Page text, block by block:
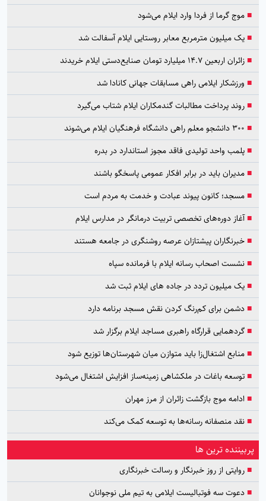
■موج گرما از فردا وارد ایلام می‌شود
■یک میلیون مترمربع معابر روستایی ایلام آسفالت شد
■زائران اربعین ۱۴.۷ میلیارد تومان صنایع‌دستی ایلام خریدند
■ ورزشکار ایلامی راهی مسابقات جهانی کانادا شد
■روند پرداخت مطالبات گندمکاران ایلام شتاب می‌گیرد
■ ۳۰۰ دانشجو معلم راهی دانشگاه فرهنگیان ایلام می‌شوند
■پلمب واحد تولیدی فاقد مجوز استاندارد در بدره
■مدیران باید در برابر افکار عمومی پاسخگو باشند
■مسجد؛ کانون پیوند عبادت و خدمت به مردم است
■آغاز دوره‌های تخصصی تربیت درمانگر در مدارس ایلام
■خبرنگاران پیشتازان عرصه روشنگری در جامعه هستند
■نشست اصحاب رسانه ایلام با فرمانده سپاه
■یک میلیون تردد در جاده های ایلام ثبت شد
■دشمن برای کم‌رنگ کردن نقش مسجد برنامه دارد
■گردهمایی قرارگاه راهبری مساجد ایلام برگزار شد
■منابع اشتغال‌زا باید متوازن میان شهرستان‌ها توزیع شود
■توسعه باغات در ملکشاهی زمینه‌ساز افزایش اشتغال می‌شود
■ ادامه موج بازگشت زائران از مرز مهران
■نقد منصفانه رسانه‌ها به توسعه کمک می‌کند
پربیننده ترین ها
■روایتی از روز خبرنگار و رسالت خبرنگاری
■دعوت سه فوتبالیست ایلامی به تیم ملی نوجوانان